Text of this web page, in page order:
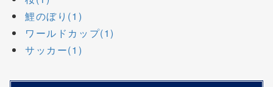
鯉のぼり(1)
ワールドカップ(1)
サッカー(1)